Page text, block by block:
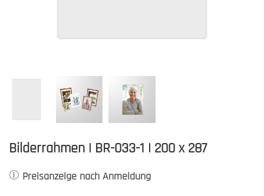
Bilderrahmen | BR-033-1 | 200 x 287
Preisanzeige nach Anmeldung